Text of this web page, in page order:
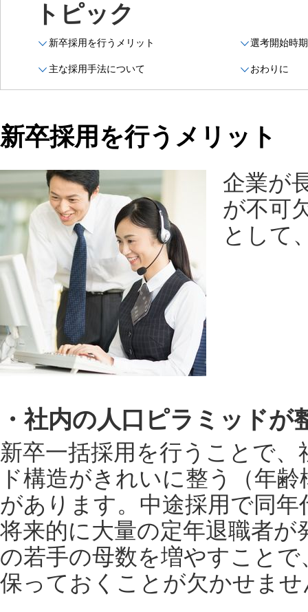
トピック
新卒採用を行うメリット 選考開始時
主な採用手法について おわりに
新卒採用を行うメリット
企業が
が不可
として
・社内の人口ピラミッドが
新卒一括採用を行うことで
ド構造がきれいに整う（年
があります。中途採用で同
将来的に大量の定年退職者
の若手の母数を増やすこと
保っておくことが欠かせませ